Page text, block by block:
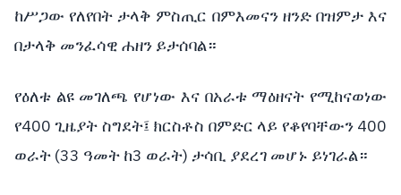
ከሥጋው የለየበት ታላቅ ምስጢር በምእመናን ዘንድ በዝምታ እና
በታላቅ መንፈሳዊ ሐዘን ይታሰባል።
የዕለቱ ልዩ መገለጫ የሆነው እና በአራቱ ማዕዘናት የሚከናወነው
የ400ጊዜያት ስግደት፤ ክርስቶስ በምድር ላይ የቆየባቸውን400
ወራት (33 ዓመት ከ3 ወራት) ታሳቢ ያደረገ መሆኑ ይነገራል።